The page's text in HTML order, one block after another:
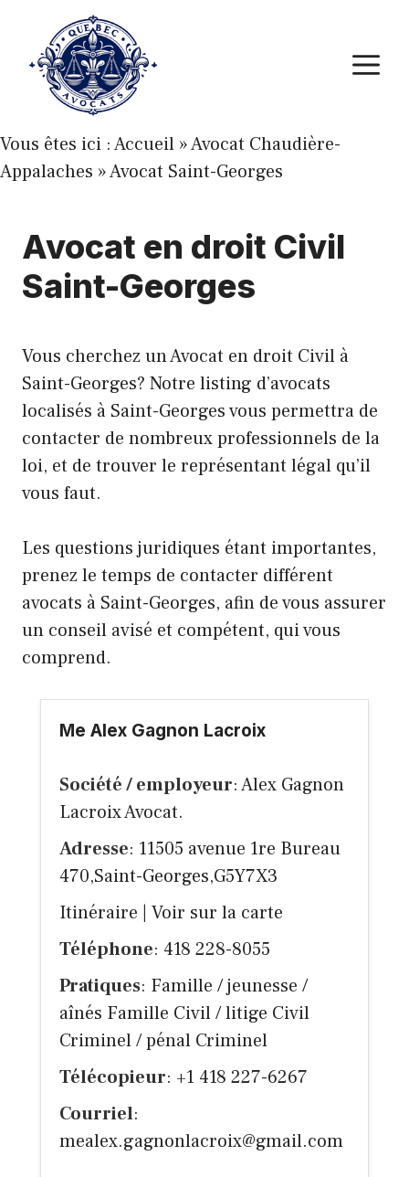
contenu
Vous êtes ici :Accueil »Avocat Chaudière-
Appalaches »Avocat Saint-Georges
Avocat en droit Civil
Saint-Georges
Vous cherchez un Avocat en droit Civil à
Saint-Georges? Notre listing d’avocats
localisés à Saint-Georges vous permettra de
contacter de nombreux professionnels de la
loi, et de trouver le représentant légal qu’il
vous faut.
Les questions juridiques étant importantes,
prenez le temps de contacter différent
avocats à Saint-Georges, afin de vous assurer
un conseil avisé et compétent, qui vous
comprend.
Me Alex Gagnon Lacroix
Société / employeur: Alex Gagnon
Lacroix Avocat.
Adresse: 11505 avenue 1re Bureau
470,Saint-Georges,G5Y7X3
Itinéraire
Voir sur la carte
Téléphone: 418 228-8055
Pratiques: Famille / jeunesse /
aînés Famille Civil / litige Civil
Criminel / pénal Criminel
Télécopieur: +1 418 227-6267
Courriel:
mealex.gagnonlacroix@gmail.com